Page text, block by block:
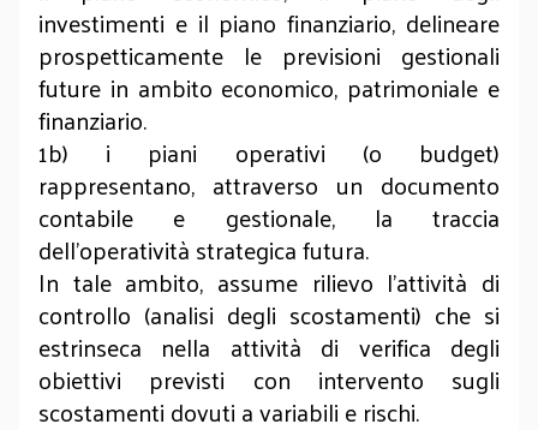
investimenti e il piano finanziario, delineare
prospetticamente le previsioni gestionali
future in ambito economico, patrimoniale e
finanziario.
1b) i piani operativi (o budget)
rappresentano, attraverso un documento
contabile e gestionale, la traccia
dell’operatività strategica futura.
In tale ambito, assume rilievo l’attività di
controllo (analisi degli scostamenti) che si
estrinseca nella attività di verifica degli
obiettivi previsti con intervento sugli
scostamenti dovuti a variabili e rischi.